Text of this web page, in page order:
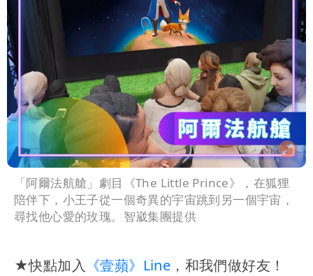
「阿爾法航艙」劇目《The Little Prince》，在狐狸
陪伴下，小王子從一個奇異的宇宙跳到另一個宇宙，
尋找他心愛的玫瑰。智崴集團提供
★快點加入 《壹蘋》Line ，和我們做好友！